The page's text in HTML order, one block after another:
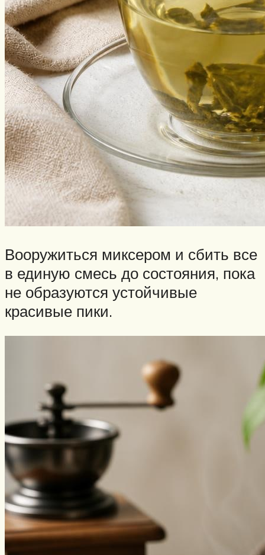
Вооружиться миксером и сбить все
в единую смесь до состояния, пока
не образуются устойчивые
красивые пики.